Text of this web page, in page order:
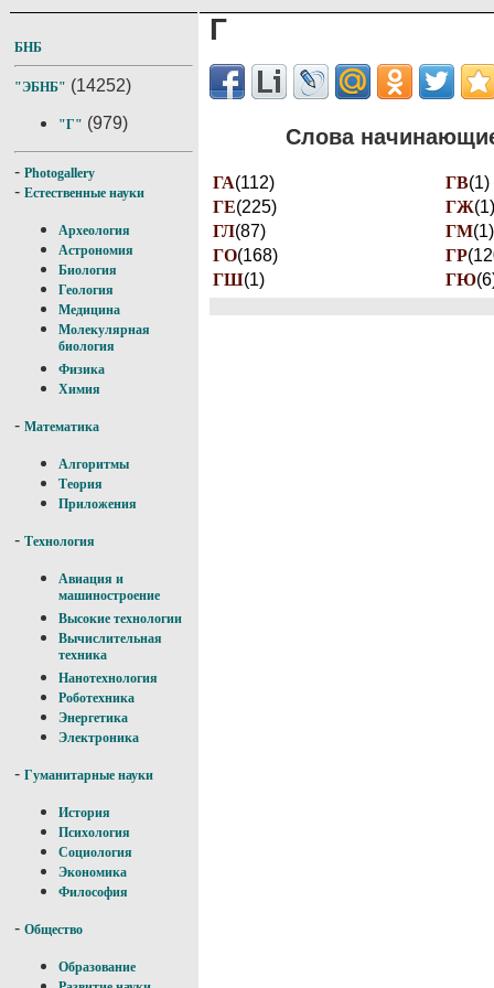
БНБ
"ЭБНБ" (14252)
"Г" (979)
- Photogallery
- Естественные науки
Археология
Астрономия
Биология
Геология
Медицина
Молекулярная
биология
Физика
Химия
- Математика
Алгоритмы
Теория
Приложения
- Технология
Авиация и
машиностроение
Высокие технологии
Вычислительная
техника
Нанотехнология
Роботехника
Энергетика
Электроника
- Гуманитарные науки
История
Психология
Социология
Экономика
Философия
- Общество
Образование
Г
Слова
ГА(112) ГВ(1)
ГЕ(225) ГЖ(1)
ГЛ(87) ГМ(1)
ГО(168) ГР
ГШ(1) ГЮ